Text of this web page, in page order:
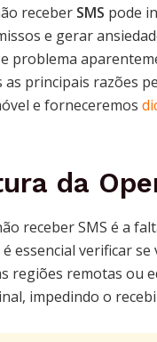
receber SMS pode
e gerar
problema
principais razões
e forneceremos
da
receber SMS é a
essencial verificar
regiões remotas ou
impedindo o